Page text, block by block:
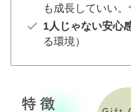
も成長していい。
1人じゃない安心
る環境）